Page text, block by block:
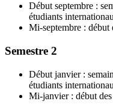
Début septembre :
étudiants
Mi-septembre : début
Semestre 2
Début janvier :
étudiants
Mi-janvier : début